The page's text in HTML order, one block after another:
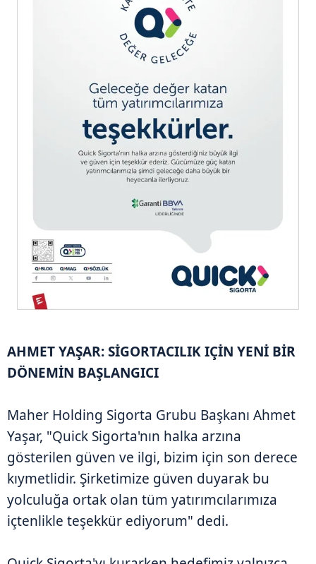
AHMET YAŞAR: SİGORTACILIK IÇİN YENİ BİR
DÖNEMİN BAŞLANGICI
Maher Holding Sigorta Grubu Başkanı Ahmet
Yaşar, "Quick Sigorta'nın halka arzına
gösterilen güven ve ilgi, bizim için son derece
kıymetlidir. Şirketimize güven duyarak bu
yolculuğa ortak olan tüm yatırımcılarımıza
içtenlikle teşekkür ediyorum" dedi.